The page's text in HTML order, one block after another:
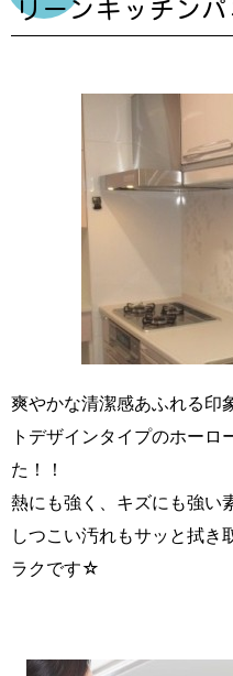
リーンキッチンパ
爽やかな清潔感あふれる印
トデザインタイプのホーロ
た！！
熱にも強く、キズにも強い
しつこい汚れもサッと拭き
ラクです☆